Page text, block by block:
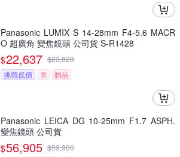
Panasonic LUMIX S 14-28mm F4-5.6 MACR
O 超廣角 變焦鏡頭 公司貨 S-R1428
$22,637 $23,828
挑戰低價
券 贈品
Panasonic LEICA DG 10-25mm F1.7 ASPH.
變焦鏡頭 公司貨
$56,905 $59,900